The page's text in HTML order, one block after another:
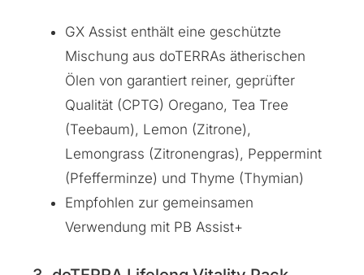
GX Assist enthält eine geschützte
Mischung aus doTERRAs ätherischen
Ölen von garantiert reiner, geprüfter
Qualität (CPTG) Oregano, Tea Tree
(Teebaum), Lemon (Zitrone),
Lemongrass (Zitronengras), Peppermint
(Pfefferminze) und Thyme (Thymian)
Empfohlen zur gemeinsamen
Verwendung mit PB Assist+